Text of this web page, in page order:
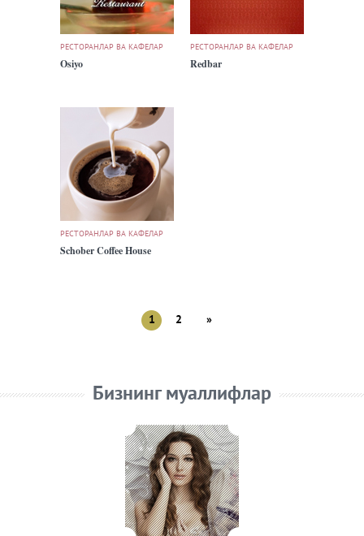
РЕСТОРАНЛАР ВА КАФЕЛАР
Osiyo
РЕСТОРАНЛАР ВА КАФЕЛАР
Redbar
РЕСТОРАНЛАР ВА КАФЕЛАР
Schober Coffee House
1 2 »
Бизнинг муаллифлар